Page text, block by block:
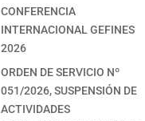
CONFERENCIA
INTERNACIONAL GEFINES
2026
ORDEN DE SERVICIO Nº
051/2026, SUSPENSIÓN DE
ACTIVIDADES